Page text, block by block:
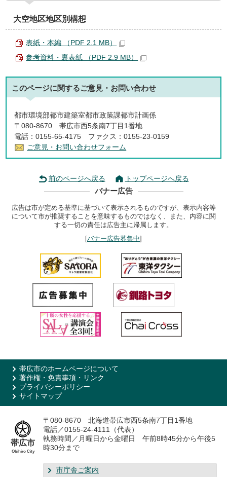
大空地区地区別構想
表紙・本編 （PDF 2.1 MB）
参考資料・裏表紙 （PDF 2.9 MB）
このページに関するご意見・お問い合わせ
都市環境部都市建築室都市政策課都市計画係
〒080-8670 帯広市西5条南7丁目1番地
電話：0155-65-4175 ファクス：0155-23-0159
ご意見・お問い合わせフォーム
前のページへ戻る トップページへ戻る
バナー広告
広告は市が定める基準に基づいて表示されるものですが、表示内容等
について市が推奨することを意味するものではなく、また、内容に関
する一切の責任は広告主に帰属します。
[バナー広告募集中]
帯広市のホームページについて
著作権・免責事項・リンク
プライバシーポリシー
サイトマップ
帯広市
Obihiro City
〒080-8670 北海道帯広市西5条南7丁目1番地
電話／0155-24-4111（代表）
執務時間／月曜日から金曜日 午前8時45分から午後5
時30分まで
市庁舎ご案内